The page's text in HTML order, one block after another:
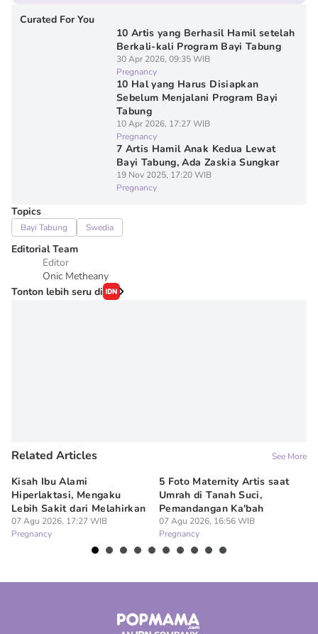
Curated For You
10 Artis yang Berhasil Hamil setelah
Berkali-kali Program Bayi Tabung
30 Apr 2026, 09:35 WIB
Pregnancy
10 Hal yang Harus Disiapkan
Sebelum Menjalani Program Bayi
Tabung
10 Apr 2026, 17:27 WIB
Pregnancy
7 Artis Hamil Anak Kedua Lewat
Bayi Tabung, Ada Zaskia Sungkar
19 Nov 2025, 17:20 WIB
Pregnancy
Topics
Bayi Tabung Swedia
Editorial Team
Editor
Onic Metheany
Tonton lebih seru di
Related Articles See More
Kisah Ibu Alami
Hiperlaktasi, Mengaku
Lebih Sakit dari Melahirkan
07 Agu 2026, 17:27 WIB
Pregnancy
5 Foto Maternity Artis saat
Umrah di Tanah Suci,
Pemandangan Ka'bah
07 Agu 2026, 16:56 WIB
Pregnancy